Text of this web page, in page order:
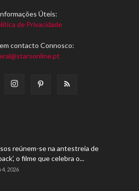
Úteis:
de Privacidade
contacto Connosco:
reúnem-se na antestreia de
o filme que celebra o...
4, 2026